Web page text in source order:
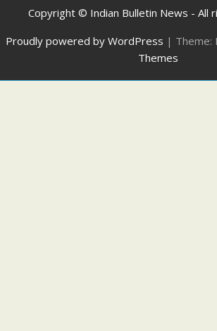
Copyright © Indian Bulletin News - All
Proudly powered by WordPress | Theme:
Themes